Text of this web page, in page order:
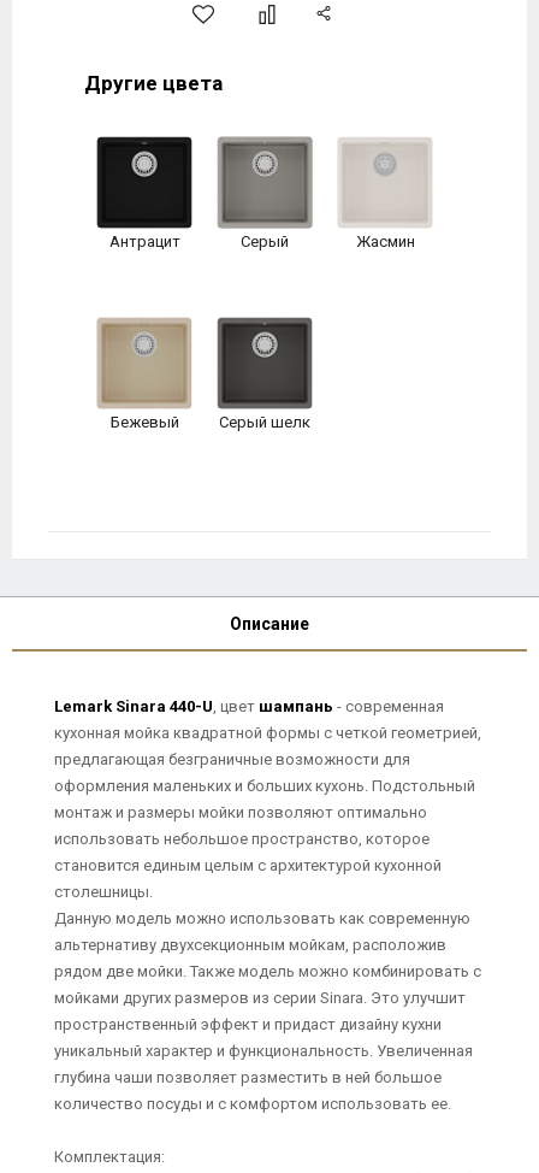
Другие цвета
Антрацит Серый Жасмин
Бежевый Серый шелк
Описание
Lemark Sinara 440-U, цвет шампань - современная
кухонная мойка квадратной формы с четкой геометрией,
предлагающая безграничные возможности для
оформления маленьких и больших кухонь. Подстольный
монтаж и размеры мойки позволяют оптимально
использовать небольшое пространство, которое
становится единым целым с архитектурой кухонной
столешницы.
Данную модель можно использовать как современную
альтернативу двухсекционным мойкам, расположив
рядом две мойки. Также модель можно комбинировать с
мойками других размеров из серии Sinara. Это улучшит
пространственный эффект и придаст дизайну кухни
уникальный характер и функциональность. Увеличенная
глубина чаши позволяет разместить в ней большое
количество посуды и с комфортом использовать ее.
Комплектация: